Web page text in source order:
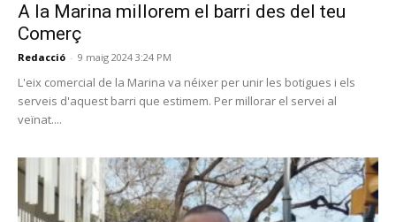
A la Marina millorem el barri des del teu
Comerç
Redacció - 9 maig 2024 3:24 PM
L'eix comercial de la Marina va néixer per unir les botigues i els
serveis d'aquest barri que estimem. Per millorar el servei al
veïnat....